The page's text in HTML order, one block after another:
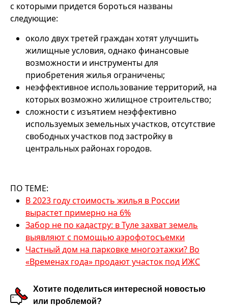
с которыми придется бороться названы
следующие:
около двух третей граждан хотят улучшить
жилищные условия, однако финансовые
возможности и инструменты для
приобретения жилья ограничены;
неэффективное использование территорий, на
которых возможно жилищное строительство;
сложности с изъятием неэффективно
используемых земельных участков, отсутствие
свободных участков под застройку в
центральных районах городов.
ПО ТЕМЕ:
В 2023 году стоимость жилья в России
вырастет примерно на 6%
Забор не по кадастру: в Туле захват земель
выявляют с помощью аэрофотосъемки
Частный дом на парковке многоэтажки? Во
«Временах года» продают участок под ИЖС
Хотите поделиться интересной новостью
или проблемой?